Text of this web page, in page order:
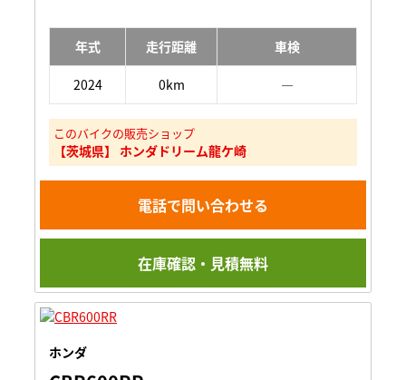
年式 走行距離 車検
2024 0km ―
このバイクの販売ショップ
【茨城県】 ホンダドリーム龍ケ崎
電話で問い合わせる
在庫確認・見積無料
ホンダ